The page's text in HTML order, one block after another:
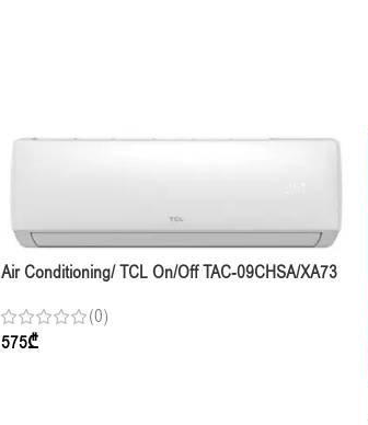
Air Conditioning/ TCL On/Off TAC-09CHSA/XA73
(0)
575₾